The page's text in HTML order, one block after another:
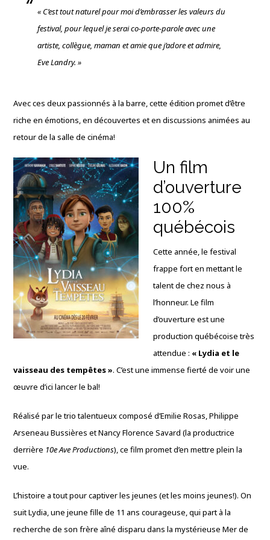
« C’est tout naturel pour moi d’embrasser les valeurs du
festival, pour lequel je serai co-porte-parole avec une
artiste, collègue, maman et amie que j’adore et admire,
Eve Landry. »
Avec ces deux passionnés à la barre, cette édition promet d’être
riche en émotions, en découvertes et en discussions animées au
retour de la salle de cinéma!
Un film
d’ouverture
100%
québécois
Cette année, le festival
frappe fort en mettant le
talent de chez nous à
l’honneur. Le film
d’ouverture est une
production québécoise très
attendue : « Lydia et le
vaisseau des tempêtes ». C’est une immense fierté de voir une
œuvre d’ici lancer le bal!
Réalisé par le trio talentueux composé d’Emilie Rosas, Philippe
Arseneau Bussières et Nancy Florence Savard (la productrice
derrière 10e Ave Productions), ce film promet d’en mettre plein la
vue.
L’histoire a tout pour captiver les jeunes (et les moins jeunes!). On
suit Lydia, une jeune fille de 11 ans courageuse, qui part à la
recherche de son frère aîné disparu dans la mystérieuse Mer de